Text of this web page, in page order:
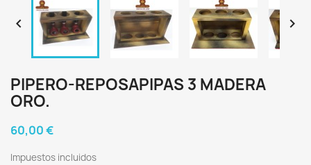
 
PIPERO-REPOSAPIPAS 3 MADERA
ORO.
60,00 €
Impuestos incluidos